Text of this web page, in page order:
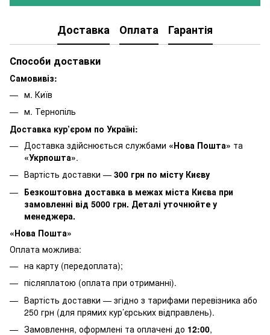
Доставка Оплата Гарантія
Способи доставки
Самовивіз:
м. Київ
м. Тернопіль
Доставка кур’єром по Україні:
Доставка здійснюється службами «Нова Пошта» та
«Укрпошта».
Вартість доставки — 300 грн по місту Києву
Безкоштовна доставка в межах міста Києва при
замовленні від 5000 грн. Деталі уточнюйте у
менеджера.
«Нова Пошта»
Оплата можлива:
на карту (передоплата);
післяплатою (оплата при отриманні).
Вартість доставки — згідно з тарифами перевізника або
250 грн (для прямих кур’єрських відправлень).
Замовлення, оформлені та оплачені до 12:00,